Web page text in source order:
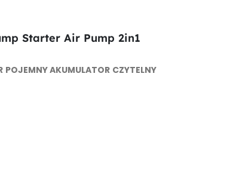
Starter Air Pump 2in1
POJEMNY AKUMULATOR CZYTELNY